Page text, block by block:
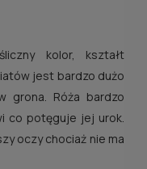
kolor, kształt
jest bardzo dużo
grona. Róża bardzo
co potęguje jej urok.
oczy chociaż nie ma